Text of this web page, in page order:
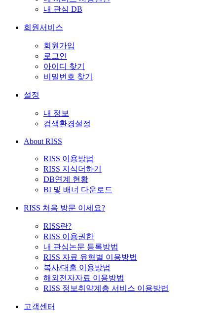
내 관심 DB
회원서비스
회원가입
로그인
아이디 찾기
비밀번호 찾기
설정
내 정보
검색환경설정
About RISS
RISS 이용방법
RISS 지식더하기
DB연계 현황
BI 및 배너 다운로드
RISS 처음 방문 이세요?
RISS란?
RISS 이용권한
내 관심논문 등록방법
RISS 자료 유형별 이용방법
복사/대출 이용방법
해외전자자료 이용방법
RISS 정보취약계층 서비스 이용방법
고객센터